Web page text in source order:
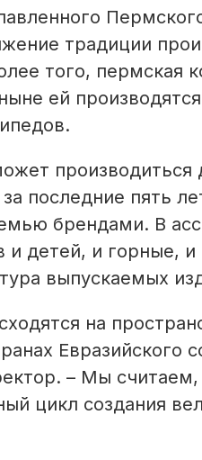
традиции
того, пермская
ей
последние пять
брендами. В
и детей, и горные,
выпускаемых
на
– Мы
цикл создания